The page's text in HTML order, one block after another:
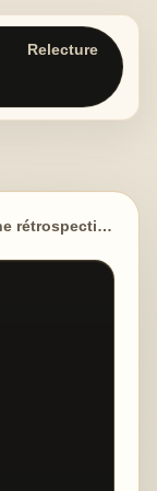
Relecture
Thèse de médecine rétrospective : méthode, CNIL, recueil et limites